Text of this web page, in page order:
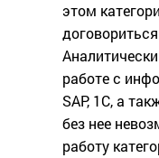
этом
работе с
SAP, 1C, а
без нее
работу